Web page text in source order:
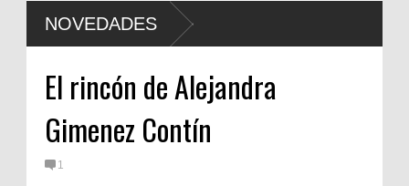
NOVEDADES
El rincón de Alejandra
Gimenez Contín
1